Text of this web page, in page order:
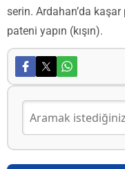
serin. Ardahan’da kaşar
pateni yapın (kışın).